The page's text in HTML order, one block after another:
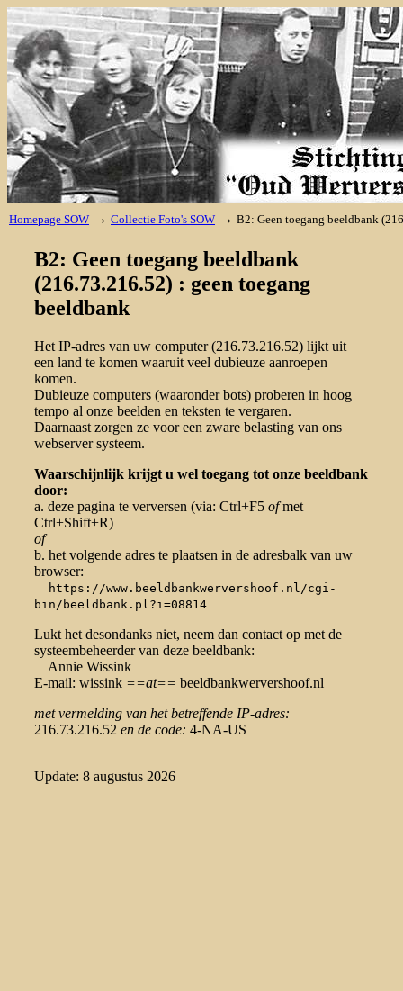
Homepage SOW → Collectie Foto's SOW → B2: Geen toegang beeldbank
B2: Geen toegang beeldbank
(216.73.216.52) : geen toegang
beeldbank
Het IP-adres van uw computer (216.73.216.52) lijkt uit
een land te komen waaruit veel dubieuze aanroepen
komen.
Dubieuze computers (waaronder bots) proberen in hoog
tempo al onze beelden en teksten te vergaren.
Daarnaast zorgen ze voor een zware belasting van ons
webserver systeem.
Waarschijnlijk krijgt u wel toegang tot onze beeldbank
door:
a. deze pagina te verversen (via: Ctrl+F5 ofmet
Ctrl+Shift+R)
of
b. het volgende adres te plaatsen in de adresbalk van uw
browser:
https://www.beeldbankwervershoof.nl/cgi-
bin/beeldbank.pl?i=08814
Lukt het desondanks niet, neem dan contact op met de
systeembeheerder van deze beeldbank:
Annie Wissink
E-mail: wissink ==at== beeldbankwervershoof.nl
met vermelding van het betreffende IP-adres:
216.73.216.52 en de code: 4-NA-US
Update: 8 augustus 2026